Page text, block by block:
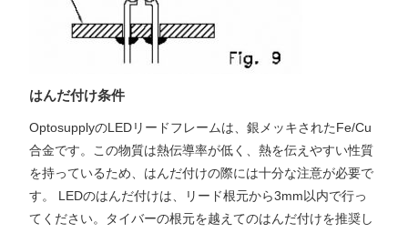
はんだ付け条件
OptosupplyのLEDリードフレームは、銀メッキされたFe/Cu
合金です。この物質は熱伝導率が低く、熱を伝えやすい性質
を持っているため、はんだ付けの際には十分な注意が必要で
す。 LEDのはんだ付けは、リード根元から3mm以内で行っ
てください。タイバーの根元を越えてのはんだ付けを推奨し